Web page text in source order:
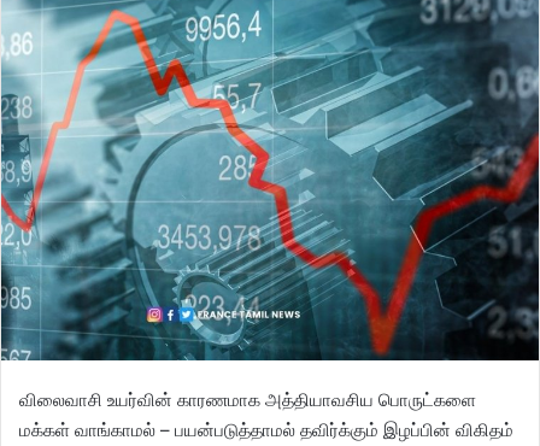
விலைவாசி உயர்வின் காரணமாக அத்தியாவசிய பொருட்களை
மக்கள் வாங்காமல் – பயன்படுத்தாமல் தவிர்க்கும் இழப்பின் விகிதம்